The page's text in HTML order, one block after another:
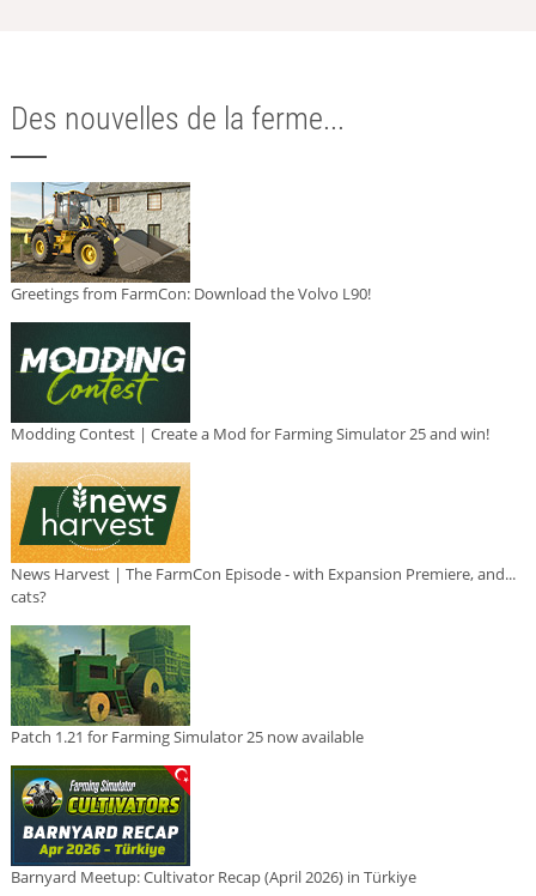
Des nouvelles de la ferme...
Greetings from FarmCon: Download the Volvo L90!
Modding Contest | Create a Mod for Farming Simulator 25 and win!
News Harvest | The FarmCon Episode - with Expansion Premiere, and...
cats?
Patch 1.21 for Farming Simulator 25 now available
Barnyard Meetup: Cultivator Recap (April 2026) in Türkiye